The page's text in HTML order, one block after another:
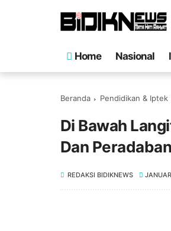
Home Nasional
Beranda Pendidikan & Iptek
Di Bawah
Dan Peradaban
REDAKSI BIDIKNEWS